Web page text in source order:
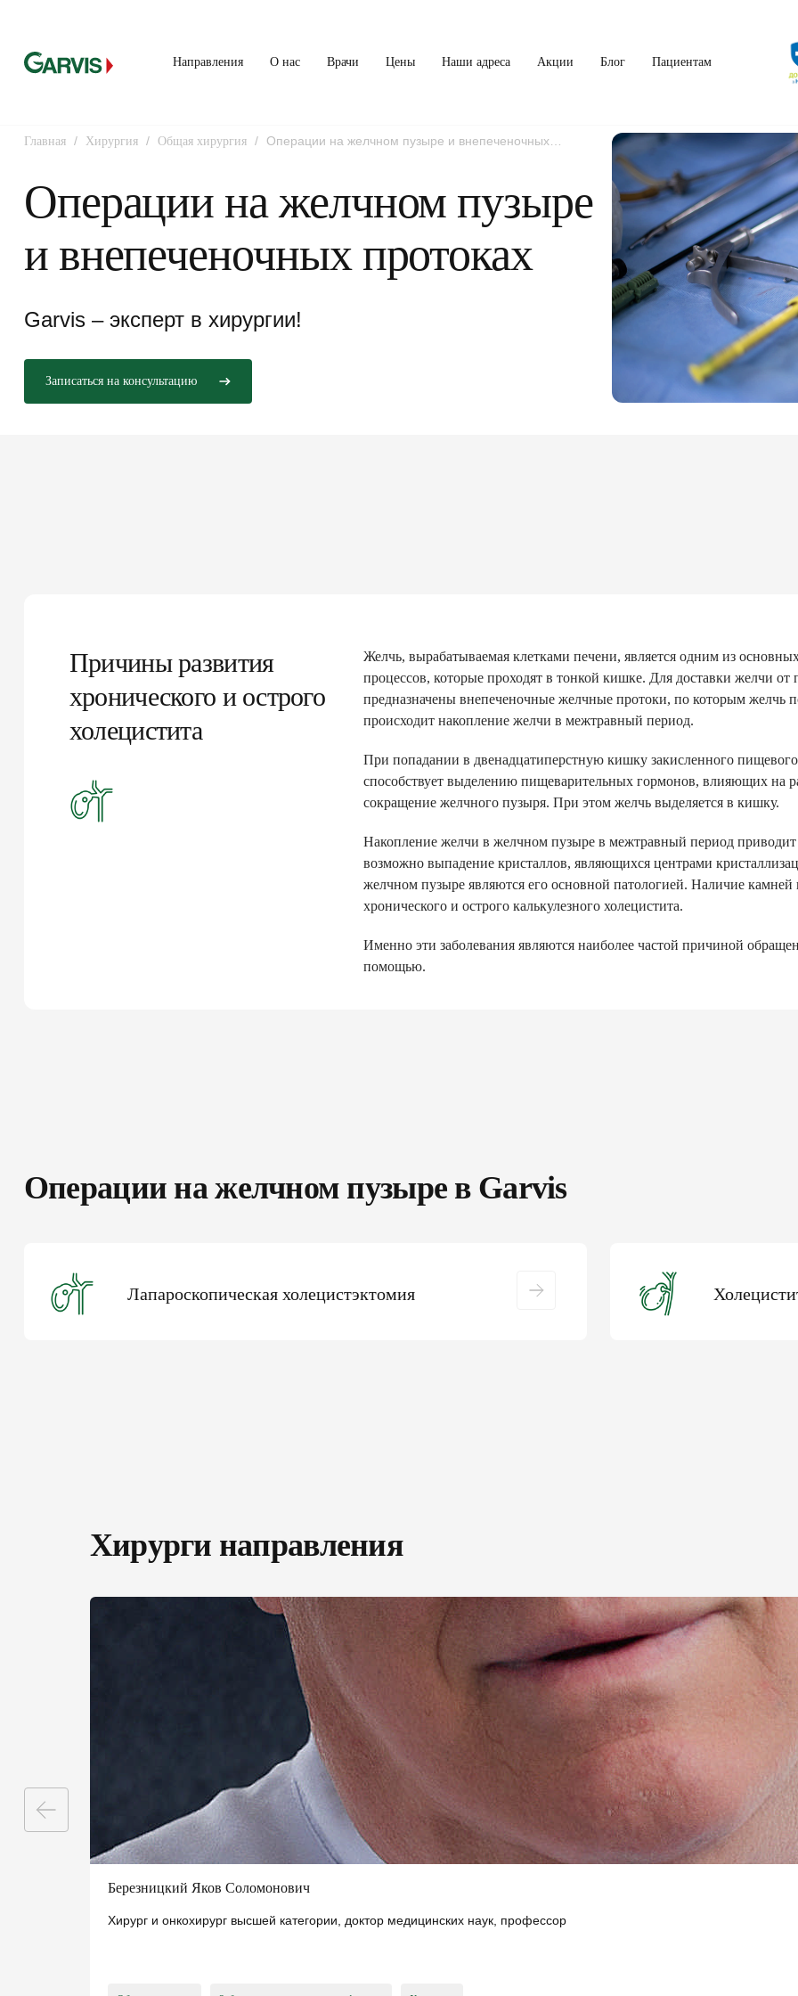
Направления О нас Врачи Цены Наши адреса Акции Блог Пациентам
Главная / Хирургия / Общая хирургия /
Операции на желчном пузыре и внепеченочных
Операции на желчном пузыре
и внепеченочных протоках
Garvis – эксперт в хирургии!
Записаться на консультацию
Причины развития
хронического и острого
холецистита
Желчь, вырабатываемая клетками печени, является одним из
процессов, которые проходят в тонкой кишке. Для доставки желчи
предназначены внепеченочные желчные протоки, по которым желчь
происходит накопление желчи в межтравный период.
При попадании в двенадцатиперстную кишку закисленного пищевого
способствует выделению пищеварительных гормонов, влияющих на
сокращение желчного пузыря. При этом желчь выделяется в кишку.
Накопление желчи в желчном пузыре в межтравный период
возможно выпадение кристаллов, являющихся центрами
желчном пузыре являются его основной патологией. Наличие
хронического и острого калькулезного холецистита.
Именно эти заболевания являются наиболее частой причиной
помощью.
Операции на желчном пузыре в Garvis
Лапароскопическая холецистэктомия
Хирурги направления
Березницкий Яков Соломонович
Хирург и онкохирург высшей категории, доктор медицинских наук, профессор
ПОДПИШИ ДЕКЛАРАЦИЮ С
ДОКТОРОМ И ПОЛУЧИ БЕСПЛАТНО:
консультации семейного доктора, педиатра,
справки и больничные